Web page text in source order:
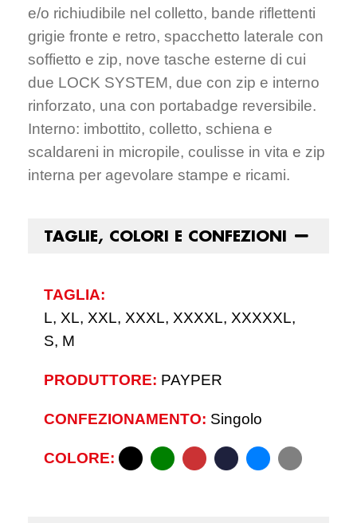
e/o richiudibile nel colletto, bande riflettenti
grigie fronte e retro, spacchetto laterale con
soffietto e zip, nove tasche esterne di cui
due LOCK SYSTEM, due con zip e interno
rinforzato, una con portabadge reversibile.
Interno: imbottito, colletto, schiena e
scaldareni in micropile, coulisse in vita e zip
interna per agevolare stampe e ricami.
TAGLIE, COLORI E CONFEZIONI
TAGLIA:
L, XL, XXL, XXXL, XXXXL, XXXXXL,
S, M
PRODUTTORE: PAYPER
CONFEZIONAMENTO: Singolo
COLORE: